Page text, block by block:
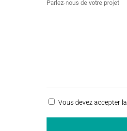
RGPDVous devez accepter la